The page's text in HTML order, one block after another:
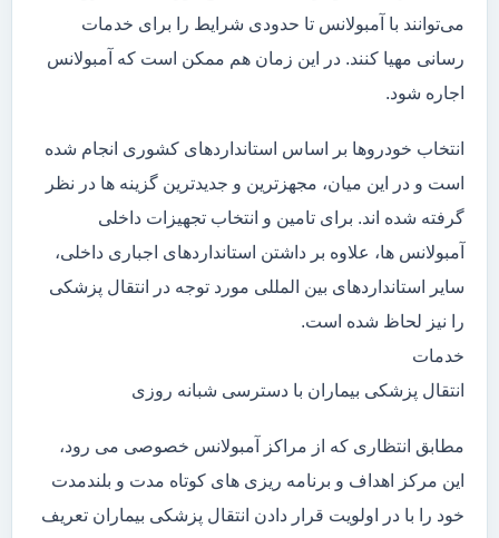
می‌توانند با آمبولانس تا حدودی شرایط را برای خدمات
رسانی مهیا کنند. در این زمان هم ممکن است که آمبولانس
اجاره شود.
انتخاب خودروها بر اساس استانداردهای کشوری انجام شده
است و در این میان، مجهزترین و جدیدترین گزینه ها در نظر
گرفته شده اند. برای تامین و انتخاب تجهیزات داخلی
آمبولانس ها، علاوه بر داشتن استانداردهای اجباری داخلی،
سایر استانداردهای بین المللی مورد توجه در انتقال پزشکی
را نیز لحاظ شده است.
خدمات
انتقال پزشکی بیماران با دسترسی شبانه روزی
مطابق انتظاری که از مراکز آمبولانس خصوصی می رود،
این مرکز اهداف و برنامه ریزی های کوتاه مدت و بلندمدت
خود را با در اولویت قرار دادن انتقال پزشکی بیماران تعریف